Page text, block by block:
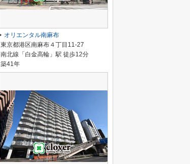
オリエンタル南麻布
東京都港区南麻布４丁目11-27
南北線「白金高輪」駅 徒歩12分
築41年